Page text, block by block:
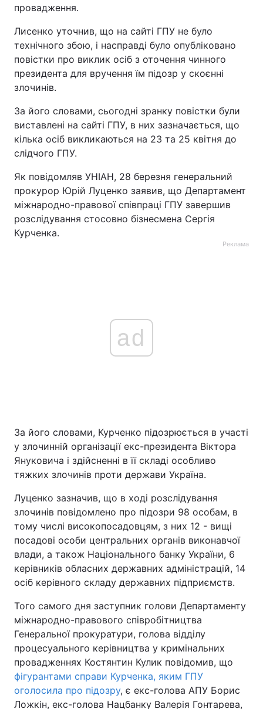
провадження.
Лисенко уточнив, що на сайті ГПУ не було
технічного збою, і насправді було опубліковано
повістки про виклик осіб з оточення чинного
президента для вручення їм підозр у скоєнні
злочинів.
За його словами, сьогодні зранку повістки були
виставлені на сайті ГПУ, в них зазначається, що
кілька осіб викликаються на 23 та 25 квітня до
слідчого ГПУ.
Як повідомляв УНІАН, 28 березня генеральний
прокурор Юрій Луценко заявив, що Департамент
міжнародно-правової співпраці ГПУ завершив
розслідування стосовно бізнесмена Сергія
Курченка.
Реклама
ad
За його словами, Курченко підозрюється в участі
у злочинній організації екс-президента Віктора
Януковича і здійсненні в її складі особливо
тяжких злочинів проти держави Україна.
Луценко зазначив, що в ході розслідування
злочинів повідомлено про підозри 98 особам, в
тому числі високопосадовцям, з них 12 - вищі
посадові особи центральних органів виконавчої
влади, а також Національного банку України, 6
керівників обласних державних адміністрацій, 14
осіб керівного складу державних підприємств.
Того самого дня заступник голови Департаменту
міжнародно-правового співробітництва
Генеральної прокуратури, голова відділу
процесуального керівництва у кримінальних
провадженнях Костянтин Кулик повідомив, що
фігурантами справи Курченка, яким ГПУ
оголосила про підозру, є екс-голова АПУ Борис
Ложкін, екс-голова Нацбанку Валерія Гонтарева,